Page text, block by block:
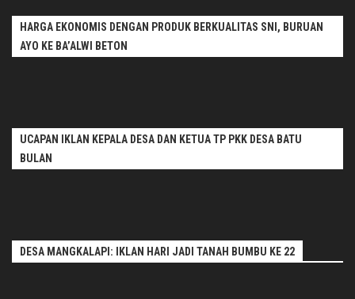
HARGA EKONOMIS DENGAN PRODUK BERKUALITAS SNI, BURUAN
AYO KE BA’ALWI BETON
UCAPAN IKLAN KEPALA DESA DAN KETUA TP PKK DESA BATU
BULAN
DESA MANGKALAPI: IKLAN HARI JADI TANAH BUMBU KE 22